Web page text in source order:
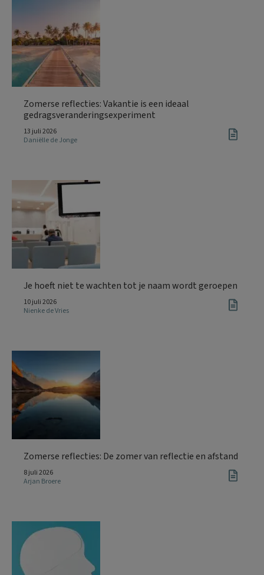
Zomerse reflecties: Vakantie is een ideaal
gedragsveranderingsexperiment
13 juli 2026
Daniëlle de Jonge
Je hoeft niet te wachten tot je naam wordt geroepen
10 juli 2026
Nienke de Vries
Zomerse reflecties: De zomer van reflectie en afstand
8 juli 2026
Arjan Broere